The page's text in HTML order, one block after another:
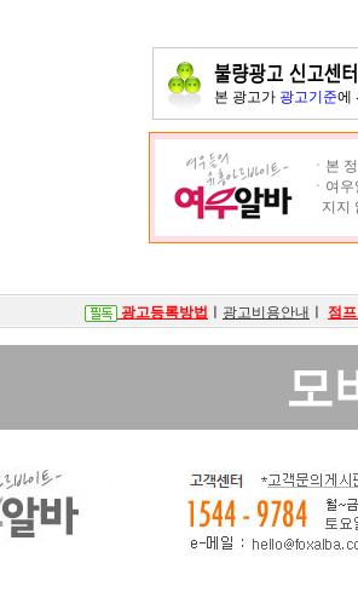
본 광고가 광고기준에
ㆍ본
ㆍ여
지지
광고등록방법 광고비용안내 점
모